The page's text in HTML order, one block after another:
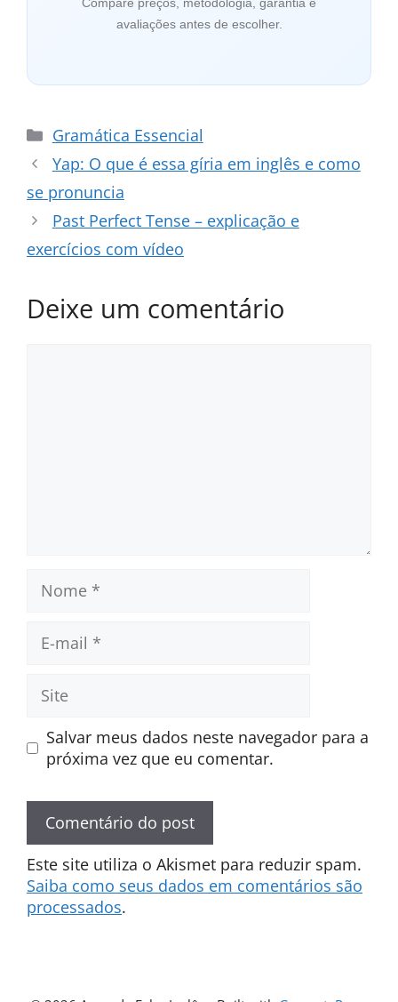
avaliações antes de escolher.
Categorias
Gramática Essencial
Yap: O que é essa gíria em inglês e como
se pronuncia
Past Perfect Tense – explicação e
exercícios com vídeo
Deixe um comentário
mail
Site
Salvar meus dados neste navegador para a
próxima vez que eu comentar.
Este site utiliza o Akismet para reduzir spam.
Saiba como seus dados em comentários são
processados.